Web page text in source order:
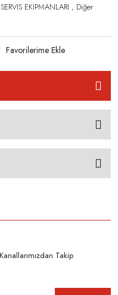
EKIPMANLARI , Diğer
Takip